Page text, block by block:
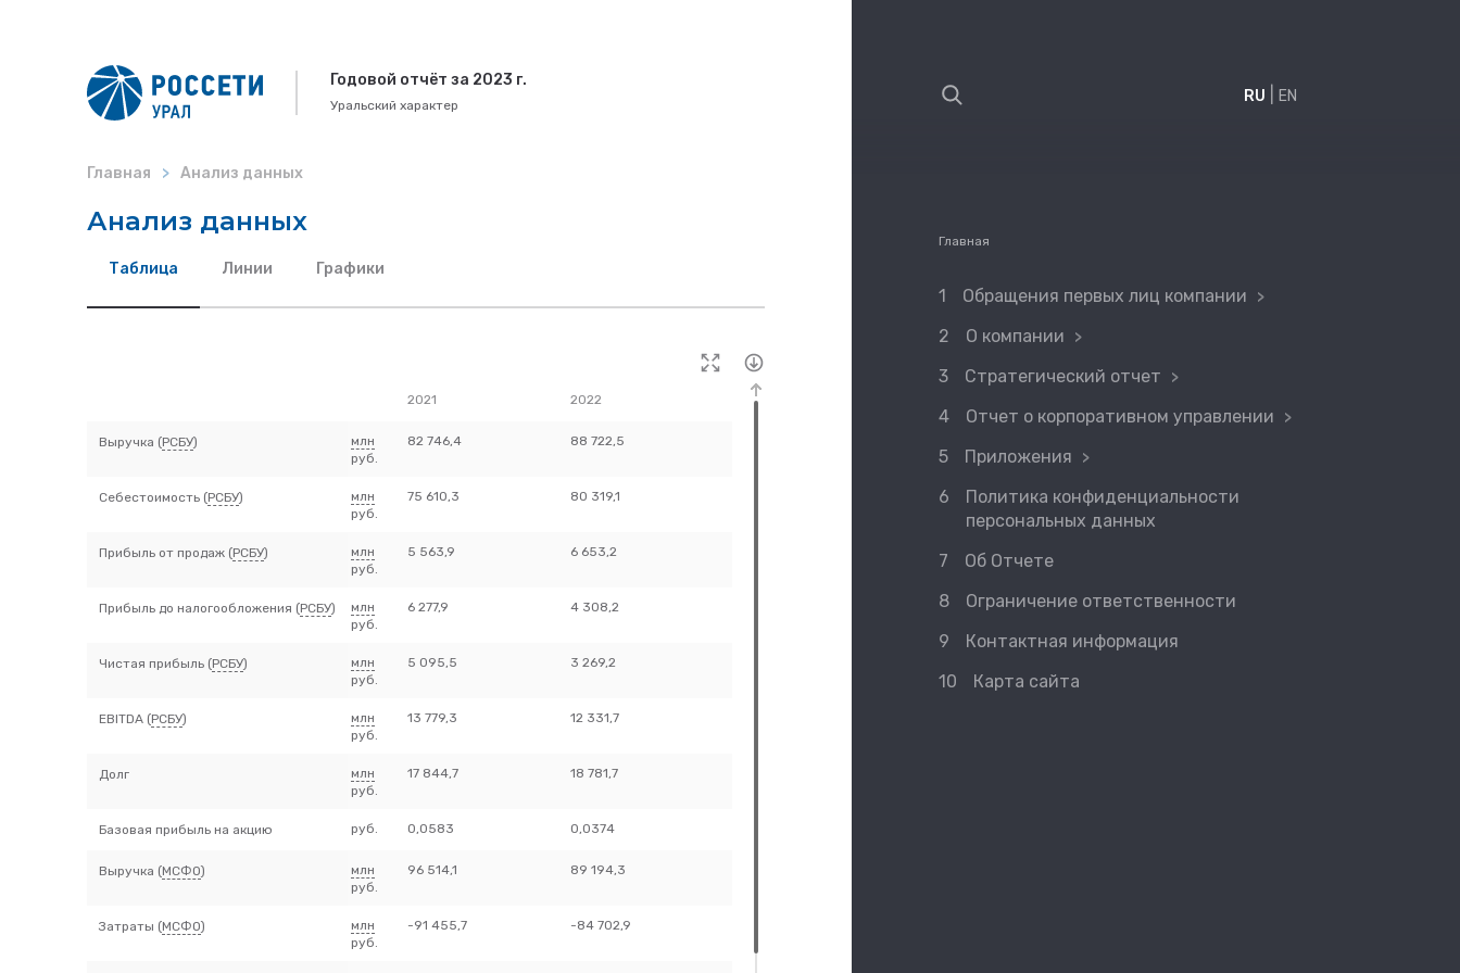
Годовой отчёт за 2023 г.
Уральский характер
RU EN
Главная
1
Обращения первых лиц компании
2
О компании
3
Стратегический отчет
4
Отчет о корпоративном управлении
5
Приложения
6
Политика конфиденциальности
персональных данных
7
Об Отчете
8
Ограничение ответственности
9
Контактная информация
10
Карта сайта
Главная Анализ данных
Анализ данных
Таблица Линии Графики
2021 2022 2023
Выручка (РСБУ)
млн
руб.
82 746,4 88 722,5
Себестоимость (РСБУ)
млн
руб.
75 610,3 80 319,1
Прибыль от продаж (РСБУ)
млн
руб.
5 563,9 6 653,2
Прибыль до налогообложения (РСБУ)
млн
руб.
6 277,9 4 308,2
Чистая прибыль (РСБУ)
млн
руб.
5 095,5 3 269,2
EBITDA (РСБУ)
млн
руб.
13 779,3 12 331,7
Долг
млн
руб.
17 844,7 18 781,7
Базовая прибыль на акцию руб. 0,0583 0,0374
Выручка (МСФО)
млн
руб.
96 514,1 89 194,3
Затраты (МСФО)
млн
руб.
-91 455,7 -84 702,9